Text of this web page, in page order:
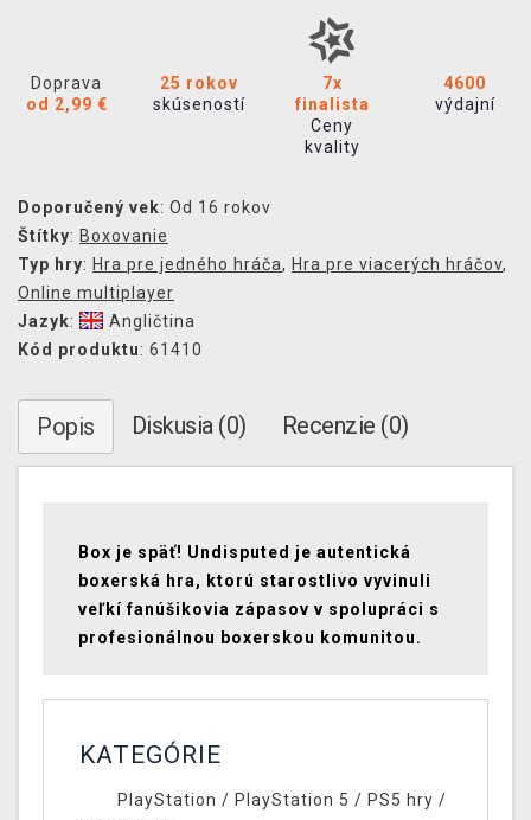
Doprava
od 2,99 €
25 rokov
skúseností
7x
finalista
Ceny
kvality
4600
výdajní
Doporučený vek: Od 16 rokov
Štítky: Boxovanie
Typ hry: Hra pre jedného hráča, Hra pre viacerých hráčov,
Online multiplayer
Jazyk:
Angličtina
Kód produktu: 61410
Popis Diskusia (0) Recenzie (0)
Box je späť! Undisputed je autentická
boxerská hra, ktorú starostlivo vyvinuli
veľkí fanúšikovia zápasov v spolupráci s
profesionálnou boxerskou komunitou.
KATEGÓRIE
PlayStation / PlayStation 5 / PS5 hry /